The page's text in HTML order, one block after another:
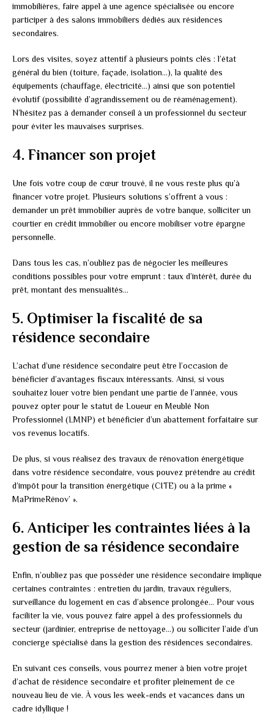
immobilières, faire appel à une agence spécialisée ou encore
participer à des salons immobiliers dédiés aux résidences
secondaires.
Lors des visites, soyez attentif à plusieurs points clés : l’état
général du bien (toiture, façade, isolation…), la qualité des
équipements (chauffage, électricité…) ainsi que son potentiel
évolutif (possibilité d’agrandissement ou de réaménagement).
N’hésitez pas à demander conseil à un professionnel du secteur
pour éviter les mauvaises surprises.
4. Financer son projet
Une fois votre coup de cœur trouvé, il ne vous reste plus qu’à
financer votre projet. Plusieurs solutions s’offrent à vous :
demander un prêt immobilier auprès de votre banque, solliciter un
courtier en crédit immobilier ou encore mobiliser votre épargne
personnelle.
Dans tous les cas, n’oubliez pas de négocier les meilleures
conditions possibles pour votre emprunt : taux d’intérêt, durée du
prêt, montant des mensualités…
5. Optimiser la fiscalité de sa
résidence secondaire
L’achat d’une résidence secondaire peut être l’occasion de
bénéficier d’avantages fiscaux intéressants. Ainsi, si vous
souhaitez louer votre bien pendant une partie de l’année, vous
pouvez opter pour le statut de Loueur en Meublé Non
Professionnel (LMNP) et bénéficier d’un abattement forfaitaire sur
vos revenus locatifs.
De plus, si vous réalisez des travaux de rénovation énergétique
dans votre résidence secondaire, vous pouvez prétendre au crédit
d’impôt pour la transition énergétique (CITE) ou à la prime «
MaPrimeRénov’ ».
6. Anticiper les contraintes liées à la
gestion de sa résidence secondaire
Enfin, n’oubliez pas que posséder une résidence secondaire implique
certaines contraintes : entretien du jardin, travaux réguliers,
surveillance du logement en cas d’absence prolongée… Pour vous
faciliter la vie, vous pouvez faire appel à des professionnels du
secteur (jardinier, entreprise de nettoyage…) ou solliciter l’aide d’un
concierge spécialisé dans la gestion des résidences secondaires.
En suivant ces conseils, vous pourrez mener à bien votre projet
d’achat de résidence secondaire et profiter pleinement de ce
nouveau lieu de vie. À vous les week-ends et vacances dans un
cadre idyllique !